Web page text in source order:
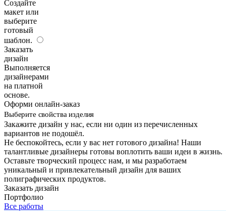
Создайте
макет или
выберите
готовый
шаблон.
Заказать
дизайн
Выполняется
дизайнерами
на платной
основе.
Оформи онлайн-заказ
Выберите свойства изделия
Закажите дизайн у нас, если ни один из перечисленных
вариантов не подошёл.
Не беспокойтесь, если у вас нет готового дизайна! Наши
талантливые дизайнеры готовы воплотить ваши идеи в жизнь.
Оставьте творческий процесс нам, и мы разработаем
уникальный и привлекательный дизайн для ваших
полиграфических продуктов.
Заказать дизайн
Портфолио
Все работы